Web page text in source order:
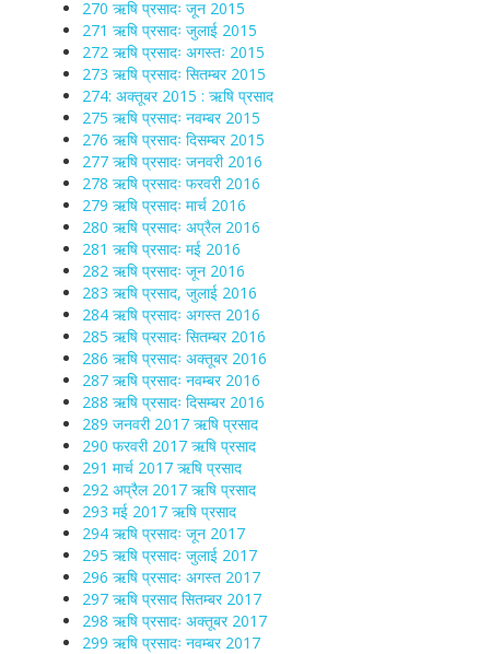
270 ऋषि प्रसादः जून 2015
271 ऋषि प्रसादः जुलाई 2015
272 ऋषि प्रसादः अगस्तः 2015
273 ऋषि प्रसादः सितम्बर 2015
274: अक्तूबर 2015 : ऋषि प्रसाद
275 ऋषि प्रसादः नवम्बर 2015
276 ऋषि प्रसादः दिसम्बर 2015
277 ऋषि प्रसादः जनवरी 2016
278 ऋषि प्रसादः फरवरी 2016
279 ऋषि प्रसादः मार्च 2016
280 ऋषि प्रसादः अप्रैल 2016
281 ऋषि प्रसादः मई 2016
282 ऋषि प्रसादः जून 2016
283 ऋषि प्रसाद, जुलाई 2016
284 ऋषि प्रसादः अगस्त 2016
285 ऋषि प्रसादः सितम्बर 2016
286 ऋषि प्रसादः अक्तूबर 2016
287 ऋषि प्रसादः नवम्बर 2016
288 ऋषि प्रसादः दिसम्बर 2016
289 जनवरी 2017 ऋषि प्रसाद
290 फरवरी 2017 ऋषि प्रसाद
291 मार्च 2017 ऋषि प्रसाद
292 अप्रैल 2017 ऋषि प्रसाद
293 मई 2017 ऋषि प्रसाद
294 ऋषि प्रसादः जून 2017
295 ऋषि प्रसादः जुलाई 2017
296 ऋषि प्रसादः अगस्त 2017
297 ऋषि प्रसाद सितम्बर 2017
298 ऋषि प्रसादः अक्तूबर 2017
299 ऋषि प्रसादः नवम्बर 2017